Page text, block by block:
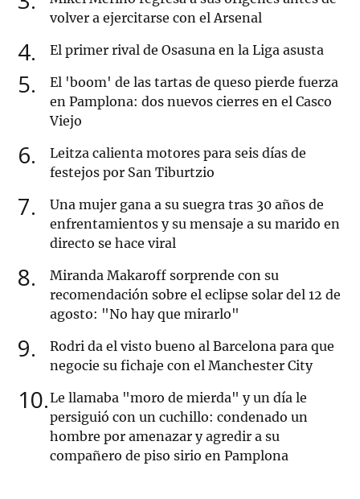
volver a ejercitarse con el Arsenal
4 El primer rival de Osasuna en la Liga asusta
5
El 'boom' de las tartas de queso pierde fuerza
en Pamplona: dos nuevos cierres en el Casco
Viejo
6
Leitza calienta motores para seis días de
festejos por San Tiburtzio
7
Una mujer gana a su suegra tras 30 años de
enfrentamientos y su mensaje a su marido en
directo se hace viral
8
Miranda Makaroff sorprende con su
recomendación sobre el eclipse solar del 12 de
agosto: "No hay que mirarlo"
9
Rodri da el visto bueno al Barcelona para que
negocie su fichaje con el Manchester City
10 Le llamaba "moro de mierda" y un día le
persiguió con un cuchillo: condenado un
hombre por amenazar y agredir a su
compañero de piso sirio en Pamplona